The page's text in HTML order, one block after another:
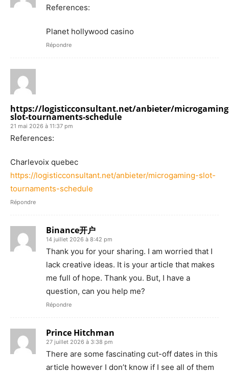
References:
Planet hollywood casino
Répondre
https://logisticconsultant.net/anbieter/
slot-tournaments-schedule
21 mai 2026 à 11:37 pm
References:
Charlevoix quebec
https://logisticconsultant.net/anbieter/microgaming-slot-
tournaments-schedule
Répondre
Binance开户
14 juillet 2026 à 8:42 pm
Thank you for your sharing. I am worried that I
lack creative ideas. It is your article that makes
me full of hope. Thank you. But, I have a
question, can you help me?
Répondre
Prince Hitchman
27 juillet 2026 à 3:38 pm
There are some fascinating cut-off dates in this
article however I don’t know if I see all of them